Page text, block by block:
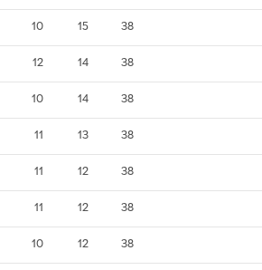
38
15
10
38
14
12
38
14
10
38
13
11
38
12
11
38
12
11
38
12
10